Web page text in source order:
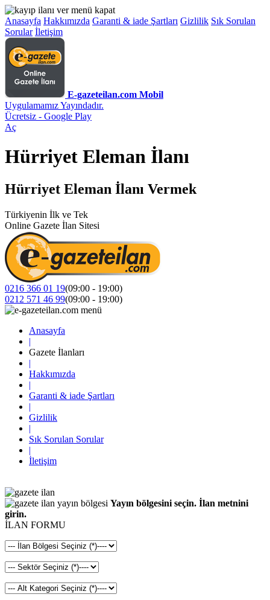
Anasayfa Hakkımızda Garanti & iade Şartları Gizlilik Sık Sorulan
Sorular İletişim
E-gazeteilan.com Mobil
Uygulamamız Yayındadır.
Ücretsiz - Google Play
Aç
Hürriyet Eleman İlanı
Hürriyet Eleman İlanı Vermek
Türkiyenin İlk ve Tek
Online Gazete İlan Sitesi
0216 366 01 19(09:00 - 19:00)
0212 571 46 99(09:00 - 19:00)
Anasayfa
|
Gazete İlanları
|
Hakkımızda
|
Garanti & iade Şartları
|
Gizlilik
|
Sık Sorulan Sorular
|
İletişim
Yayın bölgesini seçin. İlan metnini
girin.
İLAN FORMU